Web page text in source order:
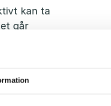
kan ta
går
göra flera
i